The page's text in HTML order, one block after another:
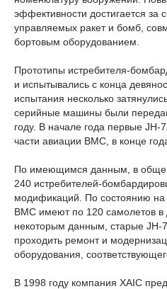
эффективности достигается за
управляемых ракет и бомб,
бортовым оборудованием.
Прототипы истребителя-
и испытывались с конца
испытания несколько
серийные машины были
году. В начале года первые JH-
части авиации ВМС, в конце
По имеющимся данным, в
240 истребителей-
модификаций. По состоянию
ВМС имеют по 120 самолетов в
некоторым данным, старые JH-
проходить ремонт и
оборудования,
В 1998 году компания XAIC